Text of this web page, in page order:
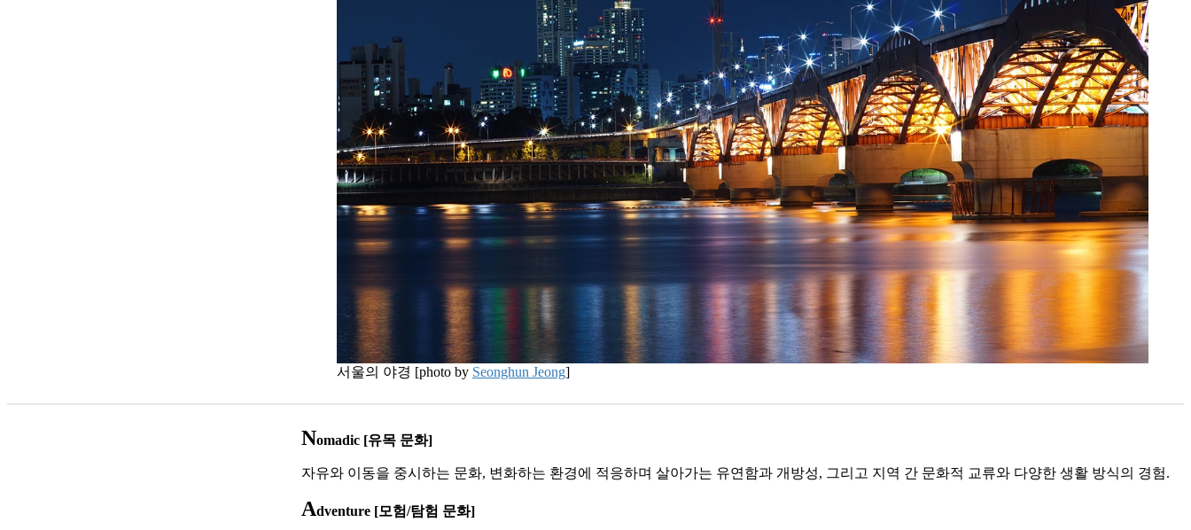
서울의 야경 [photo by Seonghun Jeong]
Nomadic [유목 문화]
자유와 이동을 중시하는 문화, 변화하는 환경에 적응하며 살아가는 유연함과 개방성, 그리고 지역 간 문화적 교류와 다양한 생활 방식의 경험.
Adventure [모험/탐험 문화]